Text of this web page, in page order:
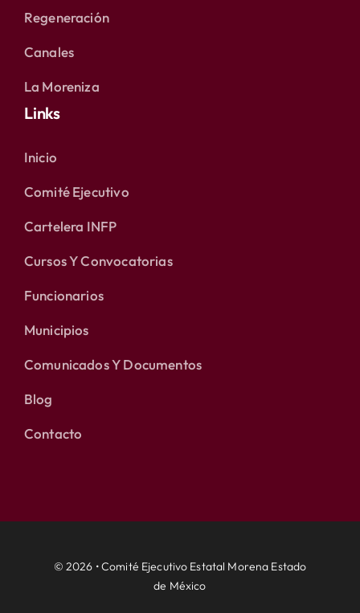
Regeneración
Canales
La Moreniza
Links
Inicio
Comité Ejecutivo
Cartelera INFP
Cursos Y Convocatorias
Funcionarios
Municipios
Comunicados Y Documentos
Blog
Contacto
© 2026 • Comité Ejecutivo Estatal Morena Estado
de México